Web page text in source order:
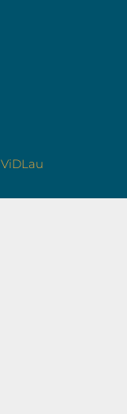
ViDLau